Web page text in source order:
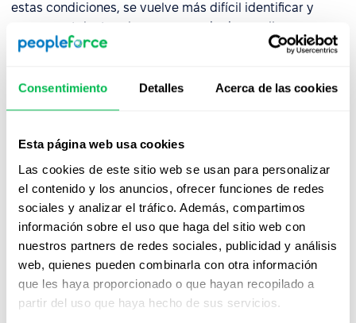
Consentimiento Detalles Acerca de las cookies
Esta página web usa cookies
Las cookies de este sitio web se usan para personalizar
el contenido y los anuncios, ofrecer funciones de redes
sociales y analizar el tráfico. Además, compartimos
información sobre el uso que haga del sitio web con
nuestros partners de redes sociales, publicidad y análisis
web, quienes pueden combinarla con otra información
que les haya proporcionado o que hayan recopilado a
partir del uso que haya hecho de sus servicios.
estas condiciones, se vuelve más difícil identificar y
promover talento, y los procesos de desarrollo son
menos efectivos, especialmente entre las mujeres.
cultura de la retroalimentación
. Cuando la relación con
una líder femenina no proporciona seguridad psicológica,
expresar necesidades o responder abiertamente a la
retroalimentación. Mientras tanto, la retroalimentación
proporcionada por alguien que exhibe este síndrome a
menudo tiene un carácter evaluativo o despectivo, lo
que con el tiempo reduce la confianza y el compromiso
dentro del equipo.
Cómo prevenir el Síndrome de